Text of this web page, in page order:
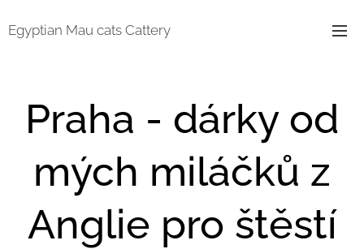
Egyptian Mau cats Cattery
Praha - dárky od
mých miláčků z
Anglie pro štěstí